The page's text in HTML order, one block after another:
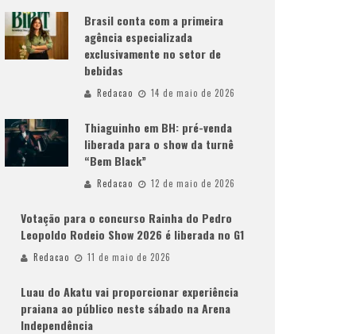
Brasil conta com a primeira
agência especializada
exclusivamente no setor de
bebidas
Redacao 14 de maio de 2026
Thiaguinho em BH: pré-venda
liberada para o show da turnê
“Bem Black”
Redacao 12 de maio de 2026
Votação para o concurso Rainha do Pedro
Leopoldo Rodeio Show 2026 é liberada no G1
Redacao 11 de maio de 2026
Luau do Akatu vai proporcionar experiência
praiana ao público neste sábado na Arena
Independência